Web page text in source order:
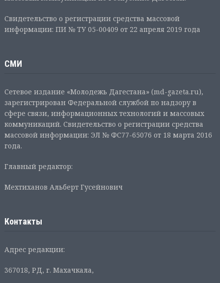
Свидетельство о регистрации средства массовой
информации: ПИ № ТУ 05-00409 от 22 апреля 2019 года
СМИ
Сетевое издание «Молодежь Дагестана» (md-gazeta.ru),
зарегистрирован Федеральной службой по надзору в
сфере связи, информационных технологий и массовых
коммуникаций. Свидетельство о регистрации средства
массовой информации: ЭЛ № ФС77-65076 от 18 марта 2016
года.
Главный редактор:
Мехтиханов Альберт Гусейнович
Контакты
Адрес редакции:
367018, РД, г. Махачкала,